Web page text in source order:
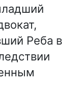
Реба в